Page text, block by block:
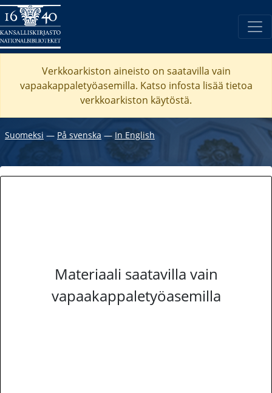
Verkkoarkiston aineisto on saatavilla vain
vapaakappaletyöasemilla. Katso infosta lisää tietoa
verkkoarkiston käytöstä.
Suomeksi ― På svenska ― In English
Materiaali saatavilla vain
vapaakappaletyöasemilla